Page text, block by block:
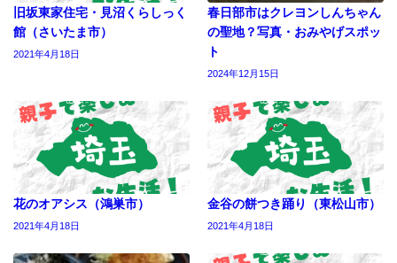
旧坂東家住宅・見沼くらしっく
館（さいたま市）
2021年4月18日
春日部市はクレヨンしんちゃん
の聖地？写真・おみやげスポッ
ト
2024年12月15日
花のオアシス（鴻巣市）
2021年4月18日
金谷の餅つき踊り（東松山市）
2021年4月18日